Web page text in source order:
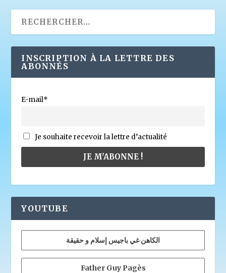
INSCRIPTION À LA LETTRE DES
ABONNÉS
E-mail*
Je souhaite recevoir la lettre d’actualité
YOUTUBE
الكاهن غي باجيس إسلام و حقيقة
Father Guy Pagès